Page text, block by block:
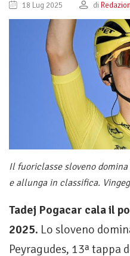
18 Lug 2025 di
Il fuoriclasse sloveno
e allunga in classifica.
Tadej Pogacar cala il
2025. Lo sloveno
Peyragudes, 13ª tappa